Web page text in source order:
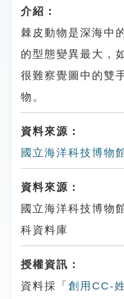
貓頭鷹博士
介紹：
棘皮動物是深海中
的型態變異最大，
很難察覺圖中的雙
物。
資料來源：
國立海洋科技博物
資料來源：
國立海洋科技博物
科資料庫
授權資訊：
資料採「 創用CC-